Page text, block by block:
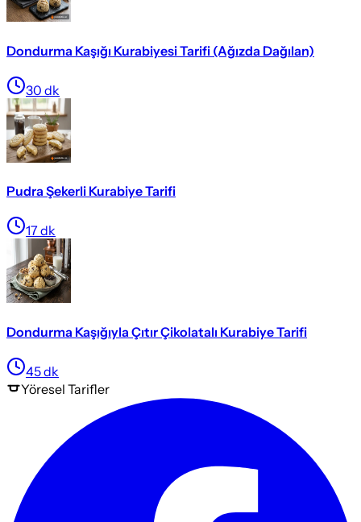
Dondurma Kaşığı Kurabiyesi Tarifi (Ağızda Dağılan)
30 dk
Pudra Şekerli Kurabiye Tarifi
17 dk
Dondurma Kaşığıyla Çıtır Çikolatalı Kurabiye Tarifi
45dk
Yöresel Tarifler